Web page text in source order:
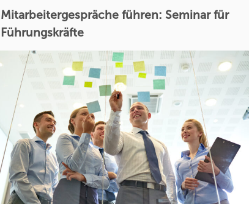
Mitarbeitergespräche führen: Seminar für
Führungskräfte